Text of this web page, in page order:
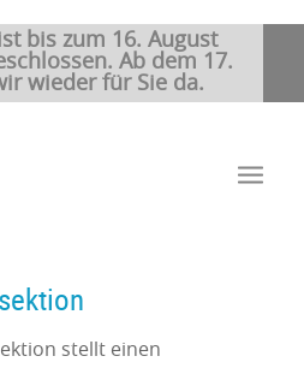
bis zum 16. August
Ab dem 17.
wieder für Sie da.
stellt einen